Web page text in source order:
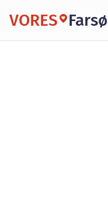
VORES Farsø